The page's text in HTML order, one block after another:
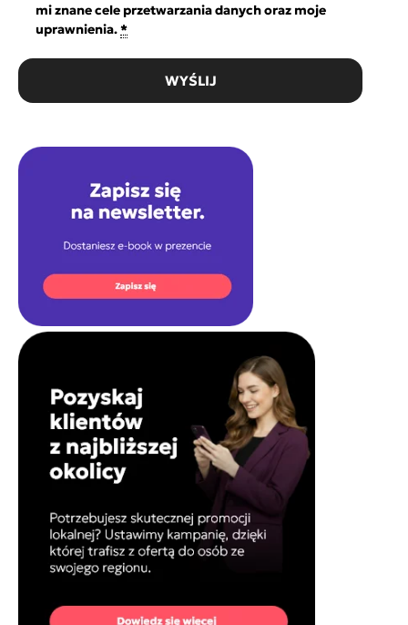
mi znane cele przetwarzania danych oraz moje
uprawnienia.*